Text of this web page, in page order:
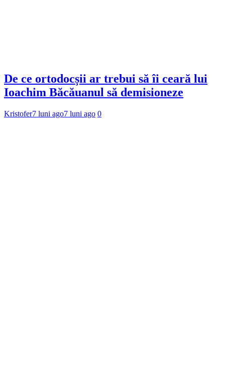
De ce ortodocșii ar trebui să îi ceară lui
Ioachim Băcăuanul să demisioneze
Kristofer7 luni ago7 luni ago 0